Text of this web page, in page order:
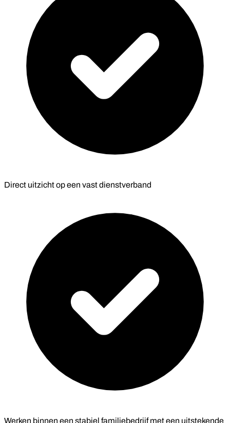
Direct uitzicht op een vast dienstverband
Werken binnen een stabiel familiebedrijf met een uitstekende